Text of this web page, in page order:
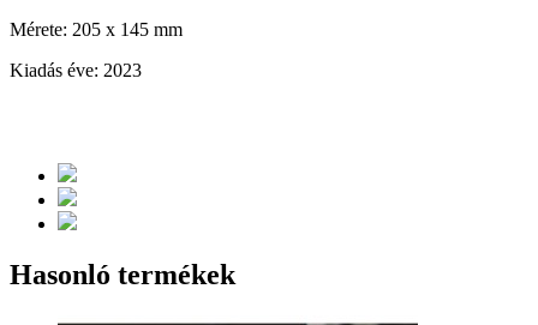
Mérete: 205 x 145 mm
Kiadás éve: 2023
Hasonló termékek